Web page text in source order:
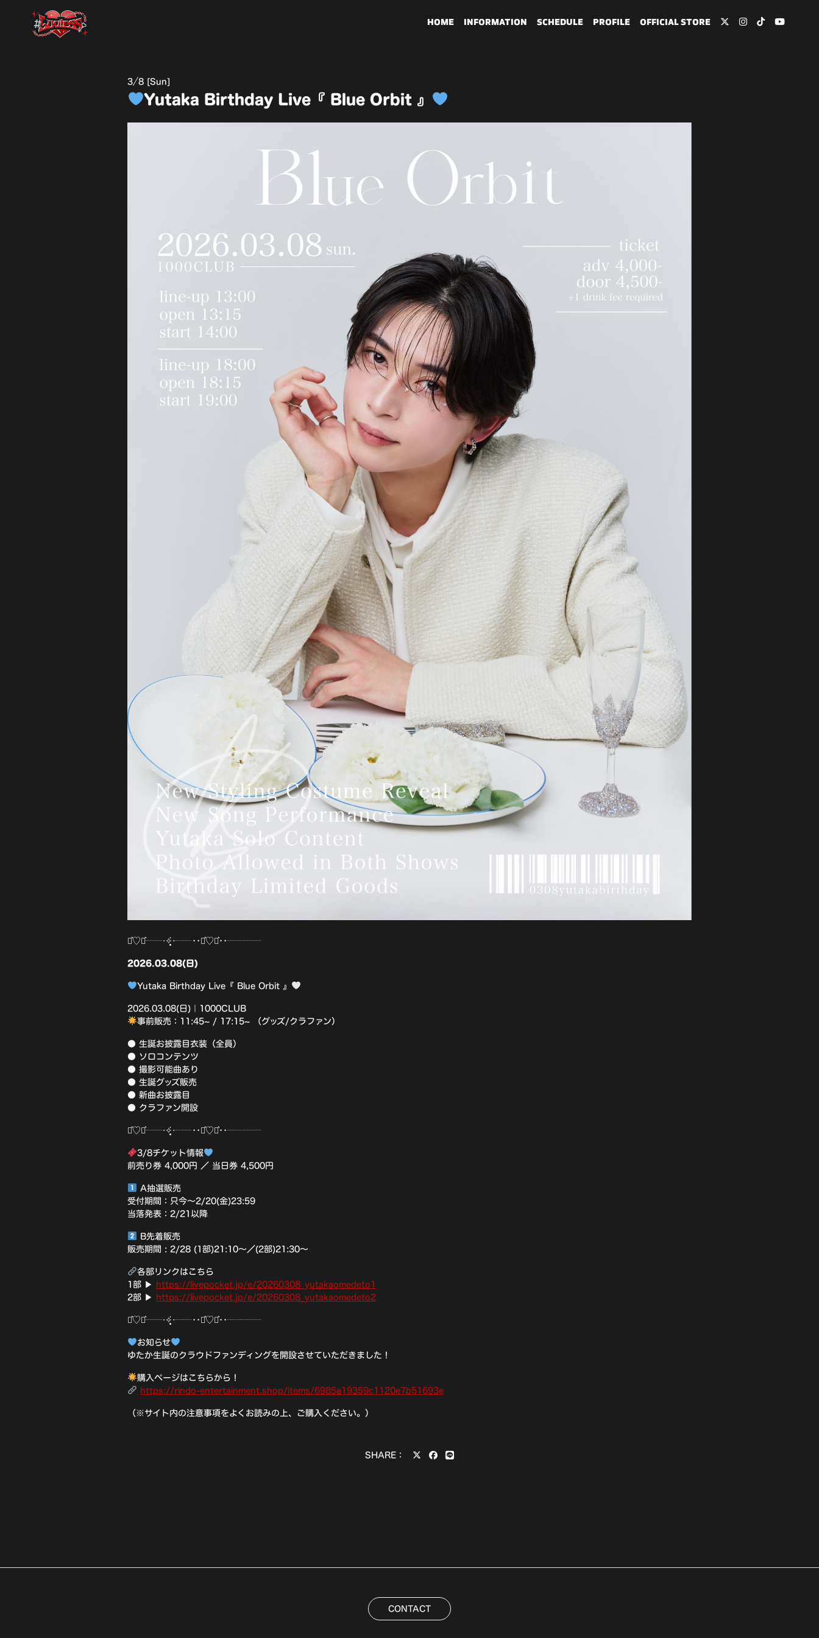
HOME INFORMATION SCHEDULE PROFILE OFFICIAL STORE
3 8 [Sun]
Yutaka Birthday Live『 Blue Orbit 』
⋆͛♡⋆͛┈┈‧✧̣̥̇‧┈┈••⋆͛♡⋆͛••┈┈┈┈
2026.03.08(日)
Yutaka Birthday Live『 Blue Orbit 』
2026.03.08(日)｜1000CLUB
事前販売：11:45~ / 17:15~ （グッズ/クラファン）
● 生誕お披露目衣装（全員）
● ソロコンテンツ
● 撮影可能曲あり
● 生誕グッズ販売
● 新曲お披露目
● クラファン開設
⋆͛♡⋆͛┈┈‧✧̣̥̇‧┈┈••⋆͛♡⋆͛••┈┈┈┈
3/8チケット情報
前売り券 4,000円 ／ 当日券 4,500円
A抽選販売
受付期間：只今〜2/20(金)23:59
当落発表：2/21以降
B先着販売
販売期間 : 2/28 (1部)21:10〜／(2部)21:30〜
各部リンクはこちら
1部 ▶
https://livepocket.jp/e/20260308_yutakaomedeto1
2部 ▶
https://livepocket.jp/e/20260308_yutakaomedeto2
⋆͛♡⋆͛┈┈‧✧̣̥̇‧┈┈••⋆͛♡⋆͛••┈┈┈┈
お知らせ
ゆたか生誕のクラウドファンディングを開設させていただきました！
購入ページはこちらから！
https://rindo-entertainment.shop/items/6985a19359c1120e7b51693e
（※サイト内の注意事項をよくお読みの上、ご購入ください。）
SHARE：
CONTACT